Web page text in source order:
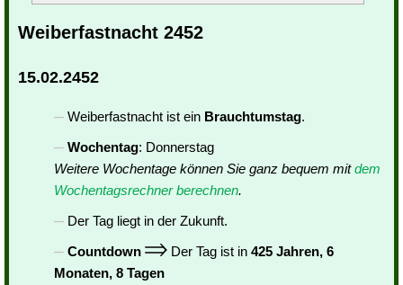
Weiberfastnacht 2452
15.02.2452
Weiberfastnacht ist ein Brauchtumstag.
Wochentag: Donnerstag
Weitere Wochentage können Sie ganz bequem mitdem
Wochentagsrechner berechnen.
Der Tag liegt in der Zukunft.
Countdown
Der Tag ist in 425 Jahren, 6
Monaten, 8 Tagen